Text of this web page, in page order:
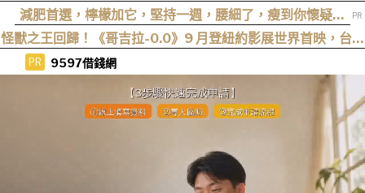
Remastered》確定製作，帶你回顧 SRWZ 系列
減肥首選，檸檬加它，堅持一週，腰細了，瘦到你懷疑人
生
怪獸之王回歸！《哥吉拉-0.0》9 月登紐約影展世界首映，台灣
PR 9597借錢網